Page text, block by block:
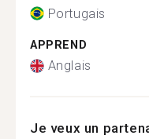
Portugais
APPREND
Anglais
Je veux un